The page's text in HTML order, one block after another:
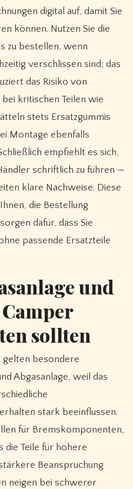
digital auf, damit Sie
können. Nutzen Sie die
zu bestellen, wenn
verschlissen sind; das
das Risiko von
kritischen Teilen wie
stets Ersatzgummis
Montage ebenfalls
empfiehlt es sich,
schriftlich zu führen —
klare Nachweise. Diese
die Bestellung
dafür, dass Sie
passende Ersatzteile
und
sollten
gelten besondere
Abgasanlage, weil das
stark beeinflussen.
für Bremskomponenten,
die Teile für höhere
Beanspruchung
neigen bei schwerer